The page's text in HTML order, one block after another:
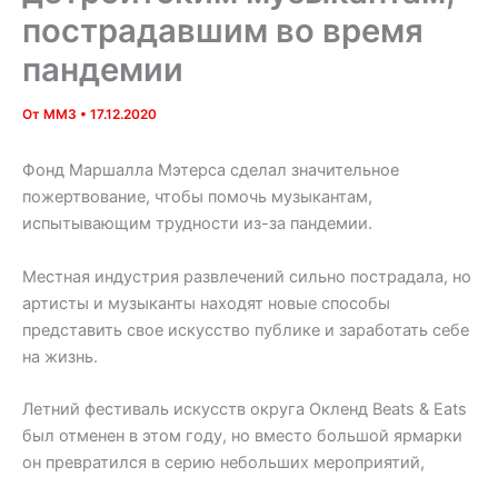
пострадавшим во время
пандемии
От MM3 • 17.12.2020
Фонд Маршалла Мэтерса сделал значительное
пожертвование, чтобы помочь музыкантам,
испытывающим трудности из-за пандемии.
Местная индустрия развлечений сильно пострадала, но
артисты и музыканты находят новые способы
представить свое искусство публике и заработать себе
на жизнь.
Летний фестиваль искусств округа Окленд Beats & Eats
был отменен в этом году, но вместо большой ярмарки
он превратился в серию небольших мероприятий,